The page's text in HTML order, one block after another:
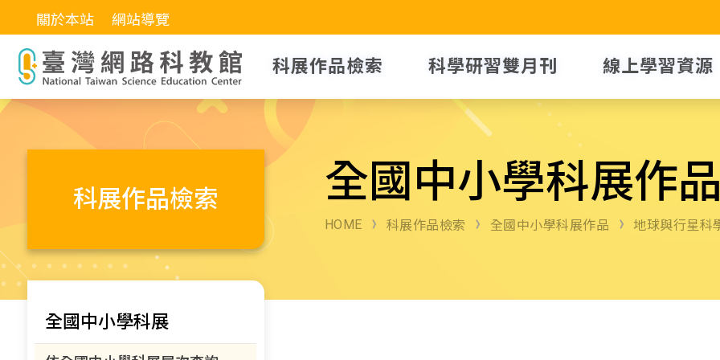
關於本站 網站導覽
科展作品檢索 科學研習雙月刊 線上學習資源
科展作品檢索 全國中小學科展作
HOME 科展作品檢索 全國中小學科展作品 地球與行星科
全國中小學科展